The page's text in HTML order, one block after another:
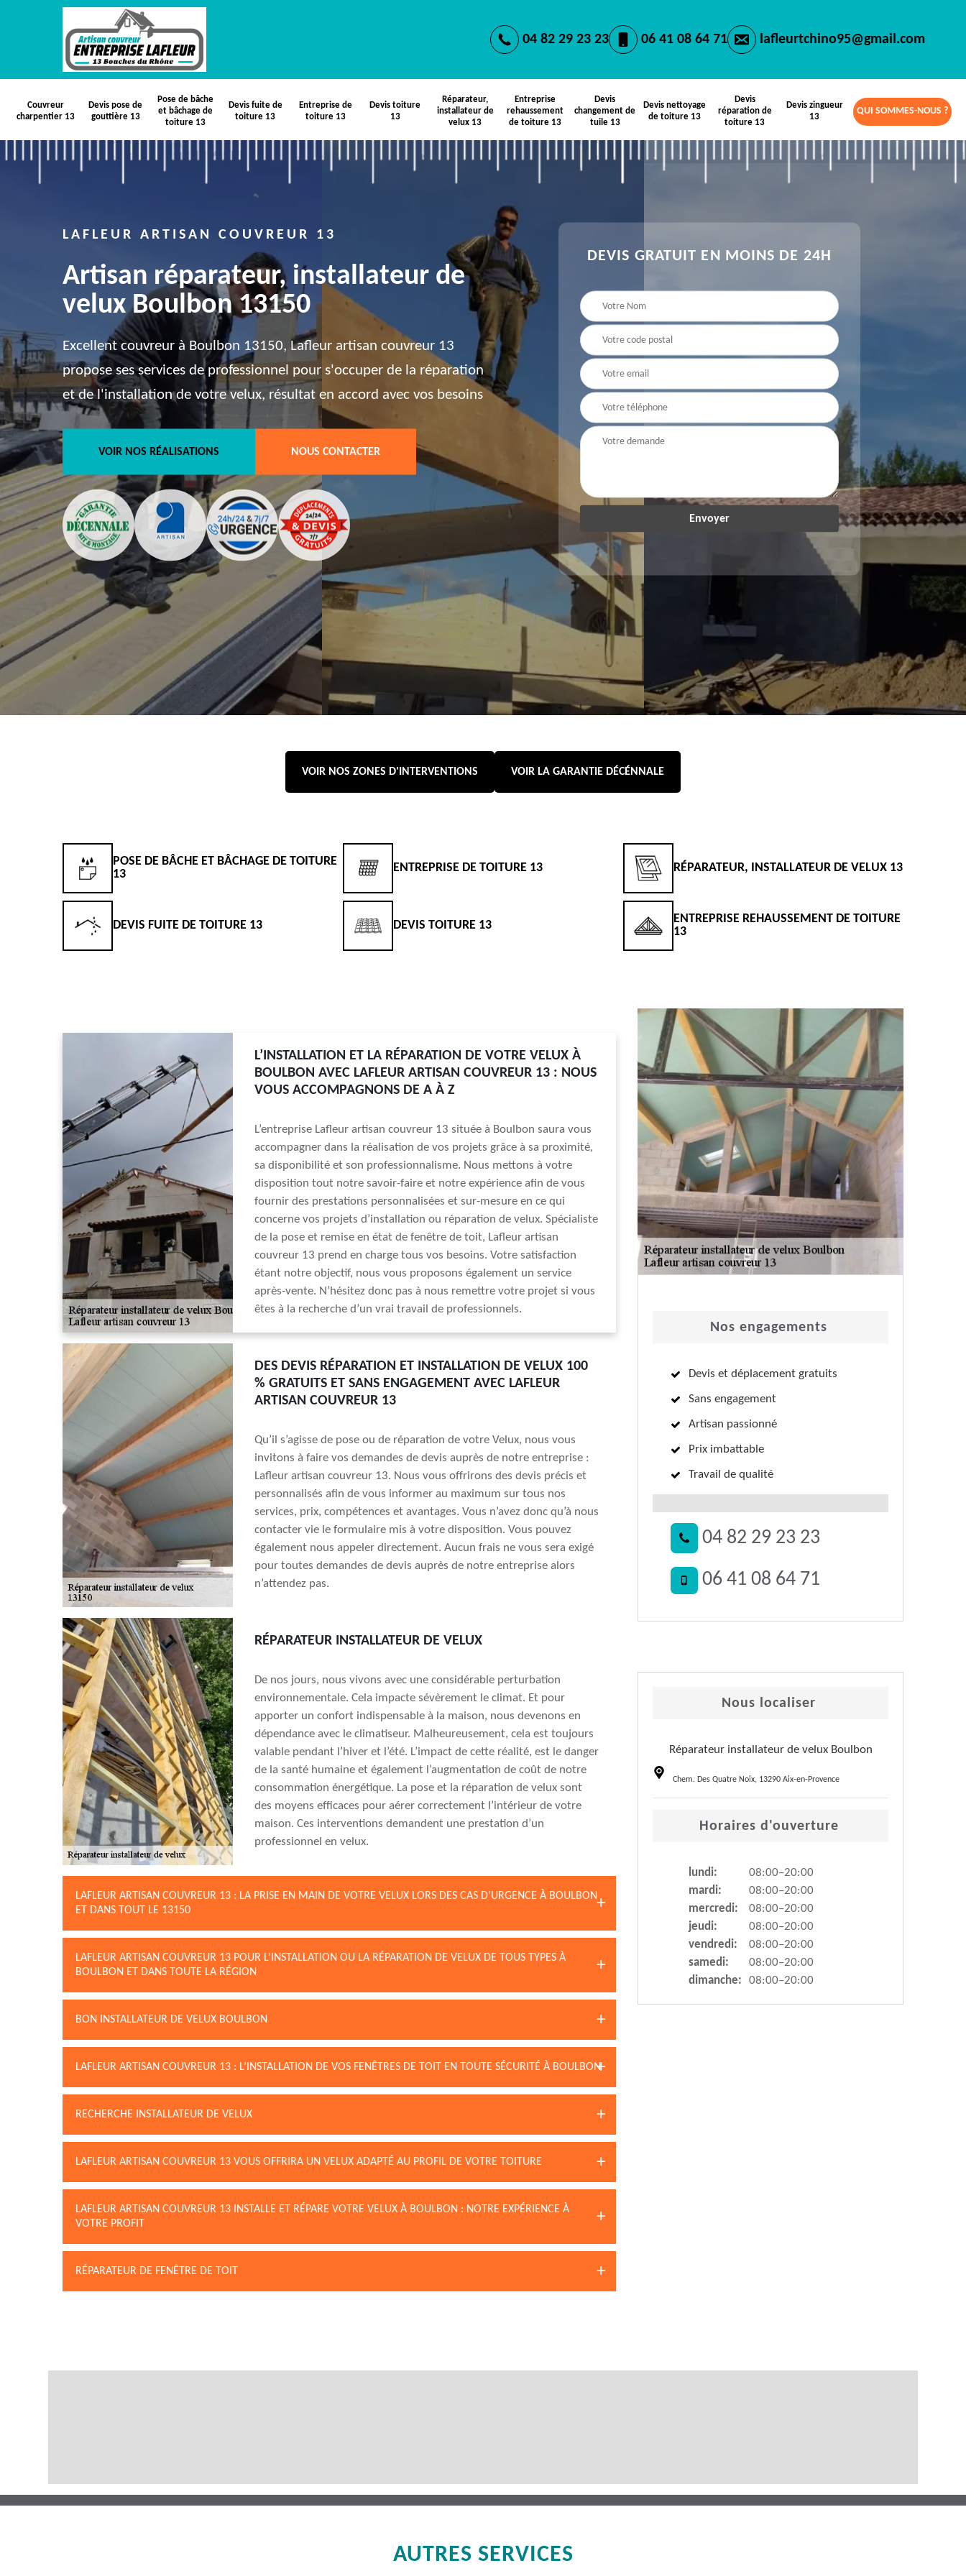
04 82 29 23 23 06 41 08 64 71 lafleurtchino95@gmail.com
Couvreur
charpentier 13
Devis pose de
gouttière 13
Pose de bâche
et bâchage de
toiture 13
Devis fuite de
toiture 13
Entreprise de
toiture 13
Devis toiture
13
Réparateur,
installateur de
velux 13
Entreprise
rehaussement
de toiture 13
Devis
changement de
tuile 13
Devis nettoyage
de toiture 13
Devis
réparation de
toiture 13
Devis zingueur
13
QUI SOMMES-NOUS ?
LAFLEUR ARTISAN COUVREUR 13
Artisan réparateur, installateur de
velux Boulbon 13150
Excellent couvreur à Boulbon 13150, Lafleur artisan couvreur 13
propose ses services de professionnel pour s'occuper de la réparation
et de l'installation de votre velux, résultat en accord avec vos besoins
VOIR NOS RÉALISATIONS NOUS CONTACTER
DEVIS GRATUIT EN MOINS DE 24H
VOIR NOS ZONES D'INTERVENTIONS VOIR LA GARANTIE DÉCÉNNALE
POSE DE BÂCHE ET BÂCHAGE DE TOITURE
13
DEVIS FUITE DE TOITURE 13
ENTREPRISE DE TOITURE 13
DEVIS TOITURE 13
RÉPARATEUR, INSTALLATEUR DE VELUX 13
ENTREPRISE REHAUSSEMENT DE TOITURE
13
L’INSTALLATION ET LA RÉPARATION DE VOTRE VELUX À
BOULBON AVEC LAFLEUR ARTISAN COUVREUR 13 : NOUS
VOUS ACCOMPAGNONS DE A À Z
L’entreprise Lafleur artisan couvreur 13 située à Boulbon saura vous
accompagner dans la réalisation de vos projets grâce à sa proximité,
sa disponibilité et son professionnalisme. Nous mettons à votre
disposition tout notre savoir-faire et notre expérience afin de vous
fournir des prestations personnalisées et sur-mesure en ce qui
concerne vos projets d’installation ou réparation de velux. Spécialiste
de la pose et remise en état de fenêtre de toit, Lafleur artisan
couvreur 13 prend en charge tous vos besoins. Votre satisfaction
étant notre objectif, nous vous proposons également un service
après-vente. N’hésitez donc pas à nous remettre votre projet si vous
êtes à la recherche d’un vrai travail de professionnels.
DES DEVIS RÉPARATION ET INSTALLATION DE VELUX 100
% GRATUITS ET SANS ENGAGEMENT AVEC LAFLEUR
ARTISAN COUVREUR 13
Qu’il s’agisse de pose ou de réparation de votre Velux, nous vous
invitons à faire vos demandes de devis auprès de notre entreprise :
Lafleur artisan couvreur 13. Nous vous offrirons des devis précis et
personnalisés afin de vous informer au maximum sur tous nos
services, prix, compétences et avantages. Vous n’avez donc qu’à nous
contacter vie le formulaire mis à votre disposition. Vous pouvez
également nous appeler directement. Aucun frais ne vous sera exigé
pour toutes demandes de devis auprès de notre entreprise alors
n’attendez pas.
RÉPARATEUR INSTALLATEUR DE VELUX
De nos jours, nous vivons avec une considérable perturbation
environnementale. Cela impacte sévèrement le climat. Et pour
apporter un confort indispensable à la maison, nous devenons en
dépendance avec le climatiseur. Malheureusement, cela est toujours
valable pendant l’hiver et l’été. L’impact de cette réalité, est le danger
de la santé humaine et également l’augmentation de coût de notre
consommation énergétique. La pose et la réparation de velux sont
des moyens efficaces pour aérer correctement l’intérieur de votre
maison. Ces interventions demandent une prestation d’un
professionnel en velux.
LAFLEUR ARTISAN COUVREUR 13 : LA PRISE EN MAIN DE VOTRE VELUX LORS DES CAS D’URGENCE À BOULBON
ET DANS TOUT LE 13150
LAFLEUR ARTISAN COUVREUR 13 POUR L’INSTALLATION OU LA RÉPARATION DE VELUX DE TOUS TYPES À
BOULBON ET DANS TOUTE LA RÉGION
BON INSTALLATEUR DE VELUX BOULBON
LAFLEUR ARTISAN COUVREUR 13 : L’INSTALLATION DE VOS FENÊTRES DE TOIT EN TOUTE SÉCURITÉ À BOULBON
RECHERCHE INSTALLATEUR DE VELUX
LAFLEUR ARTISAN COUVREUR 13 VOUS OFFRIRA UN VELUX ADAPTÉ AU PROFIL DE VOTRE TOITURE
LAFLEUR ARTISAN COUVREUR 13 INSTALLE ET RÉPARE VOTRE VELUX À BOULBON : NOTRE EXPÉRIENCE À
VOTRE PROFIT
RÉPARATEUR DE FENÊTRE DE TOIT
Nos engagements
Devis et déplacement gratuits
Sans engagement
Artisan passionné
Prix imbattable
Travail de qualité
04 82 29 23 23
06 41 08 64 71
Nous localiser
Réparateur installateur de velux Boulbon
Chem. Des Quatre Noix, 13290 Aix-en-Provence
Horaires d'ouverture
lundi:
08:00–20:00
mardi:
08:00–20:00
mercredi:
08:00–20:00
jeudi:
08:00–20:00
vendredi:
08:00–20:00
samedi:
08:00–20:00
dimanche:
08:00–20:00
AUTRES SERVICES